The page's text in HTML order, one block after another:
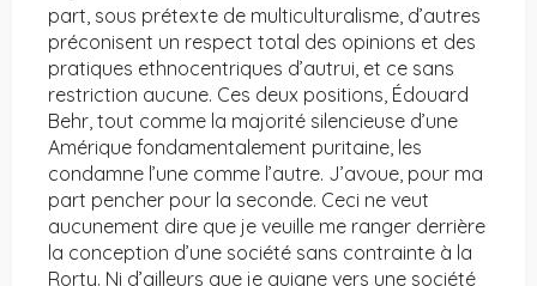
part, sous prétexte de multiculturalisme, d’autres
préconisent un respect total des opinions et des
pratiques ethnocentriques d’autrui, et ce sans
restriction aucune. Ces deux positions, Édouard
Behr, tout comme la majorité silencieuse d’une
Amérique fondamentalement puritaine, les
condamne l’une comme l’autre. J’avoue, pour ma
part pencher pour la seconde. Ceci ne veut
aucunement dire que je veuille me ranger derrière
la conception d’une société sans contrainte à la
Rorty. Ni d’ailleurs que je guigne vers une société